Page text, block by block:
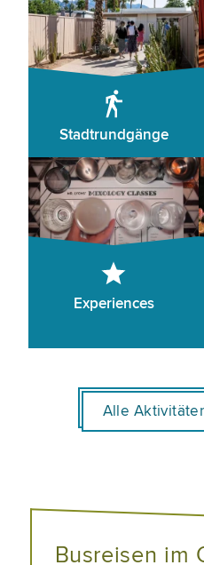
Stadtrundgänge
Experiences
Alle
Busreisen im